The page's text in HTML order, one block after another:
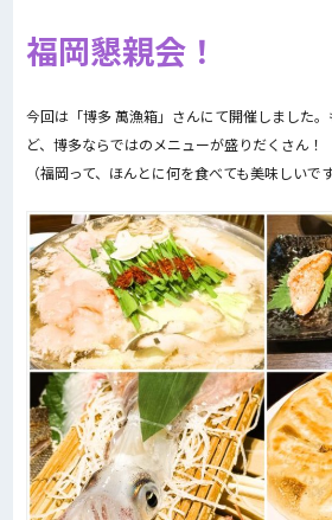
福岡懇親会！
今回は「博多 萬漁箱」さんにて開催しました
ど、博多ならではのメニューが盛りだくさん！
（福岡って、ほんとに何を食べても美味しいで